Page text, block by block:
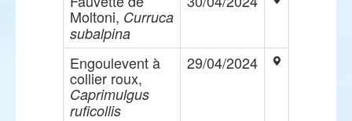
Moltoni, Curruca
subalpina
Engoulevent à
collier roux,
Caprimulgus
ruficollis
29/04/2024